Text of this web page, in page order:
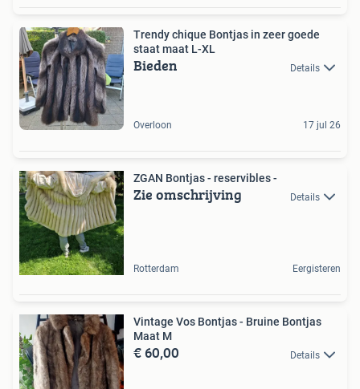
Trendy chique Bontjas in zeer goede
staat maat L-XL
Bieden Details
Overloon 17 jul 26
ZGAN Bontjas - reservibles -
Zie omschrijving Details
Rotterdam Eergisteren
Vintage Vos Bontjas - Bruine Bontjas
Maat M
€ 60,00 Details